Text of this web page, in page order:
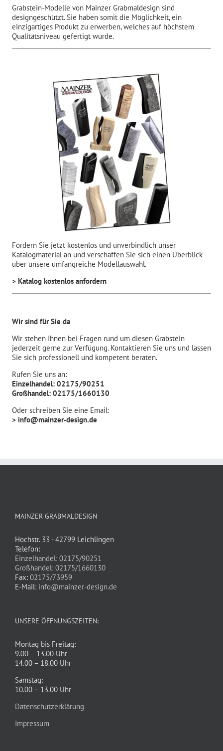
Grabstein-Modelle von Mainzer Grabmaldesign sind
designgeschützt. Sie haben somit die Möglichkeit, ein
einzigartiges Produkt zu erwerben, welches auf höchstem
Qualitätsniveau gefertigt wurde.
Fordern Sie jetzt kostenlos und unverbindlich unser
Katalogmaterial an und verschaffen Sie sich einen Überblick
über unsere umfangreiche Modellauswahl.
> Katalog kostenlos anfordern
Wir sind für Sie da
Wir stehen Ihnen bei Fragen rund um diesen Grabstein
jederzeit gerne zur Verfügung. Kontaktieren Sie uns und lassen
Sie sich professionell und kompetent beraten.
Rufen Sie uns an:
Einzelhandel: 02175/90251
Großhandel: 02175/1660130
Oder schreiben Sie eine Email:
> info@mainzer-design.de
MAINZER GRABMALDESIGN
Hochstr. 33 - 42799 Leichlingen
Telefon:
Einzelhandel: 02175/90251
Großhandel: 02175/1660130
Fax: 02175/73959
E-Mail: info@mainzer-design.de
UNSERE ÖFFNUNGSZEITEN:
Montag bis Freitag:
9.00 – 13.00 Uhr
14.00 – 18.00 Uhr
Samstag:
10.00 – 13.00 Uhr
Datenschutzerklärung
Impressum